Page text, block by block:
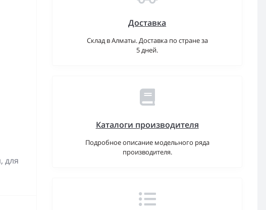
для
Доставка
Склад в Алматы. Доставка по стране за
5 дней.
Каталоги производителя
Подробное описание модельного ряда
производителя.